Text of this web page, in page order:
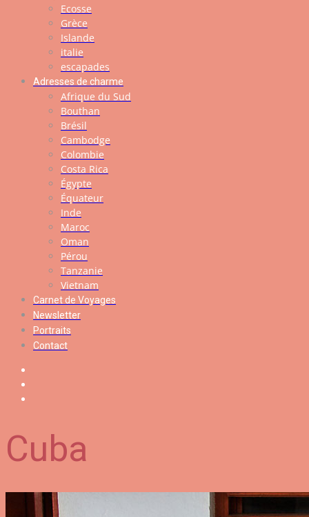
Ecosse
Grèce
Islande
italie
escapades
Adresses de charme
Afrique du Sud
Bouthan
Brésil
Cambodge
Colombie
Costa Rica
Égypte
Équateur
Inde
Maroc
Oman
Pérou
Tanzanie
Vietnam
Carnet de Voyages
Newsletter
Portraits
Contact
Cuba